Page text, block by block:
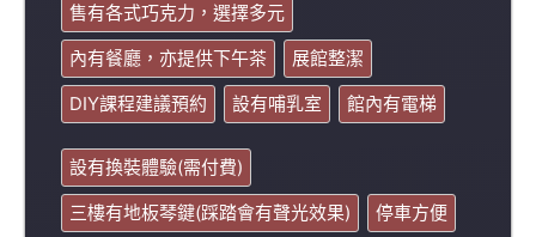
售有各式巧克力，選擇多元
內有餐廳，亦提供下午茶
展館整潔
DIY課程建議預約
設有哺乳室 館內有電梯
設有換裝體驗(需付費)
三樓有地板琴鍵(踩踏會有聲光效果)
停車方便